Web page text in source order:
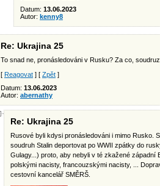
Datum: 13.06.2023
Autor: kenny8
Re: Ukrajina 25
To snad ne, pronásledováni v Rusku? Za co,
[ Reagovat ] [ Zpět ]
Datum: 13.06.2023
Autor: abernathy
Re: Ukrajina 25
Rusové byli kdysi pronásledováni i mimo Rusko.
soudruh Stalin deportovat po WWII zpátky do
Gulagy...) proto, aby nebyli v té zkažené západní
polskými nacisty, francouzskými nacisty, ...
cestovní kancelář SMĚRŠ.